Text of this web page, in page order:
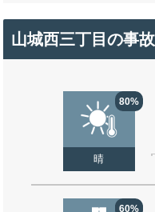
山城西三丁目の事
80%
晴
60%